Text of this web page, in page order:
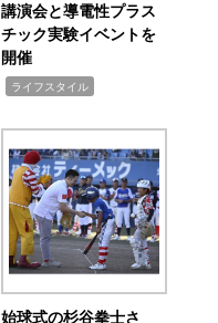
講演会と導電性プラス
チック実験イベントを
開催
ライフスタイル
始球式の杉谷拳士さ